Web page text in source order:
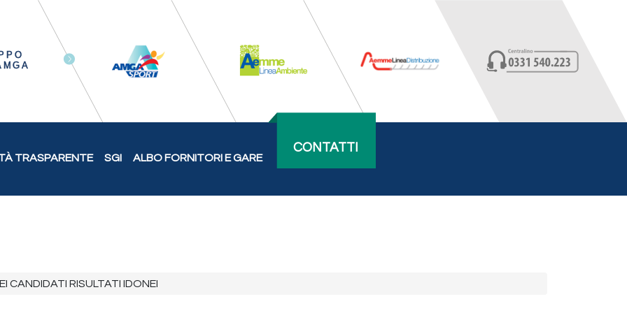
TRASPARENTE SGI ALBO FORNITORI E GARE
CONTATTI
CANDIDATI RISULTATI IDONEI